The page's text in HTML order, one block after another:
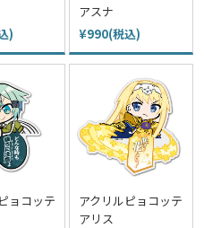
)
アスナ
¥990(税込)
ョコッテ
アクリルピョコッテ
アリス